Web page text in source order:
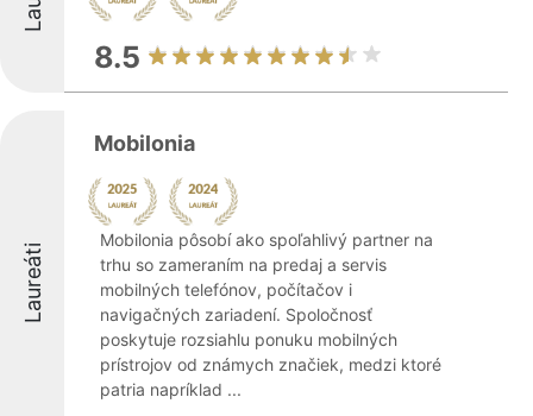
8.5
Laureáti
Mobilonia
Mobilonia pôsobí ako spoľahlivý partner na
trhu so zameraním na predaj a servis
mobilných telefónov, počítačov i
navigačných zariadení. Spoločnosť
poskytuje rozsiahlu ponuku mobilných
prístrojov od známych značiek, medzi ktoré
patria napríklad ...